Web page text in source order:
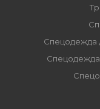
Спецодежда
Спецодежда